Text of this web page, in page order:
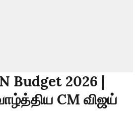
Budget 2026 |
CM விஜய்